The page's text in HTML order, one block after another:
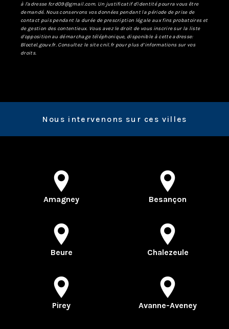
à l'adresse fcrd09@gmail.com. Un justificatif d'identité pourra vous être
demandé. Nous conservons vos données pendant la période de prise de
contact puis pendant la durée de prescription légale aux fins probatoires et
de gestion des contentieux. Vous avez le droit de vous inscrire sur la liste
d'opposition au démarchage téléphonique, disponible à cette adresse:
Bloctel.gouv.fr. Consultez le site cnil.fr pour plus d’informations sur vos
droits.
Nous intervenons sur ces villes
Amagney Besançon
Beure Chalezeule
Pirey Avanne-Aveney